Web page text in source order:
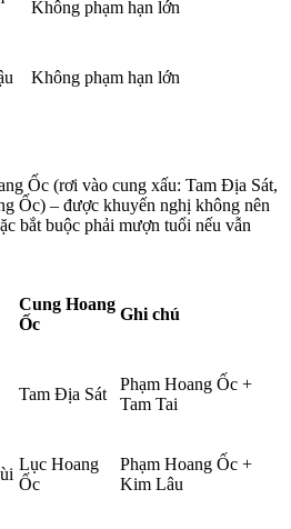
Không phạm hạn lớn
Không phạm hạn lớn
Ốc (rơi vào cung xấu: Tam Địa Sát,
Ốc) – được khuyến nghị không nên
bắt buộc phải mượn tuổi nếu vẫn
Cung Hoang
Ốc
Ghi chú
Tam Địa Sát
Phạm Hoang Ốc +
Tam Tai
Lục Hoang
Ốc
Phạm Hoang Ốc +
Kim Lâu